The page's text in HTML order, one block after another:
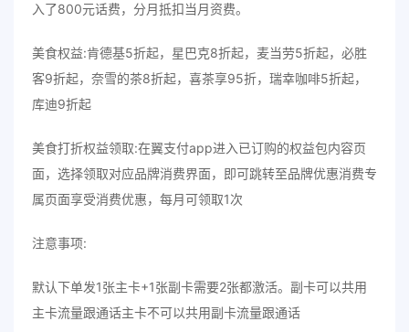
入了800元话费，分月抵扣当月资费。
美食权益:肯德基5折起，星巴克8折起，麦当劳5折起，必胜
客9折起，奈雪的茶8折起，喜茶享95折，瑞幸咖啡5折起，
库迪9折起
美食打折权益领取:在翼支付app进入已订购的权益包内容页
面，选择领取对应品牌消费界面，即可跳转至品牌优惠消费专
属页面享受消费优惠，每月可领取1次
注意事项:
默认下单发1张主卡+1张副卡需要2张都激活。副卡可以共用
主卡流量跟通话主卡不可以共用副卡流量跟通话